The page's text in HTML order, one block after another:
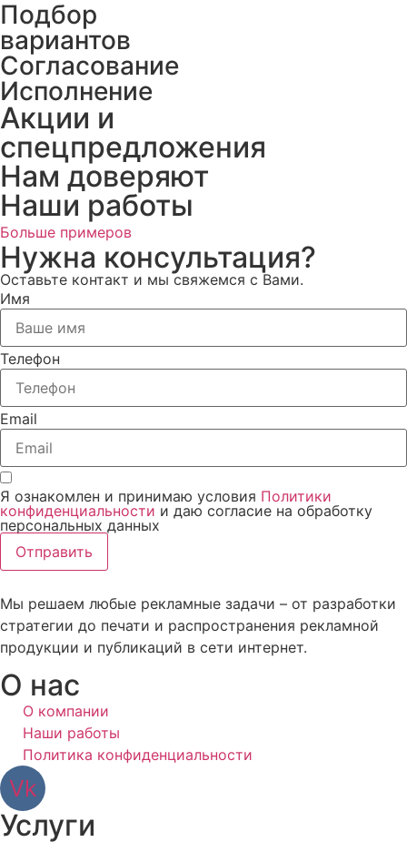
Подбор
вариантов
Согласование
Исполнение
Акции и
спецпредложения
Нам доверяют
Наши работы
Больше примеров
Нужна консультация?
Оставьте контакт и мы свяжемся с Вами.
Имя
Телефон
Email
Я ознакомлен и принимаю условия Политики
конфиденциальности и даю согласие на обработку
персональных данных
Отправить
Мы решаем любые рекламные задачи – от разработки
стратегии до печати и распространения рекламной
продукции и публикаций в сети интернет.
О нас
О компании
Наши работы
Политика конфиденциальности
Vk
Услуги